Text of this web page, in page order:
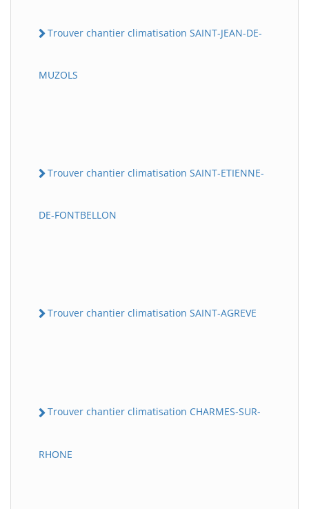
Trouver chantier climatisation SAINT-JEAN-DE-
MUZOLS
Trouver chantier climatisation SAINT-ETIENNE-
DE-FONTBELLON
Trouver chantier climatisation SAINT-AGREVE
Trouver chantier climatisation CHARMES-SUR-
RHONE